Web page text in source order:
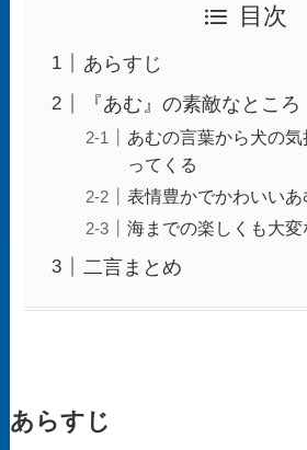
目次
あらすじ
『あむ』の素敵なところ
あむの言葉から犬の
ってくる
表情豊かでかわいいあ
海までの楽しくも大変
二言まとめ
あらすじ